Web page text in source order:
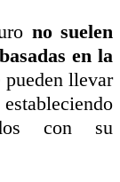
no suelen
en la
pueden llevar
con su